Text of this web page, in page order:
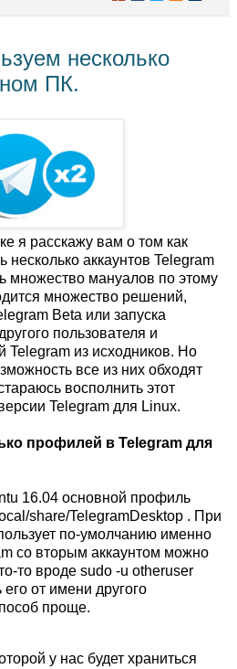
несколько
ПК.
я расскажу вам о том как
несколько аккаунтов Telegram
множество мануалов по этому
множество решений,
Beta или запуска
пользователя и
Telegram из исходников. Но
все из них обходят
восполнить этот
Telegram для Linux.
профилей в Telegram для
16.04 основной профиль
share/TelegramDesktop . При
по-умолчанию именно
со вторым аккаунтом можно
то вроде sudo -u otheruser
его от имени другого
проще.
у нас будет храниться